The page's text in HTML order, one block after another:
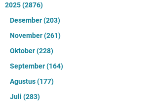
2025(2876)
Desember(203)
November(261)
Oktober(228)
September(164)
Agustus(177)
Juli (283)